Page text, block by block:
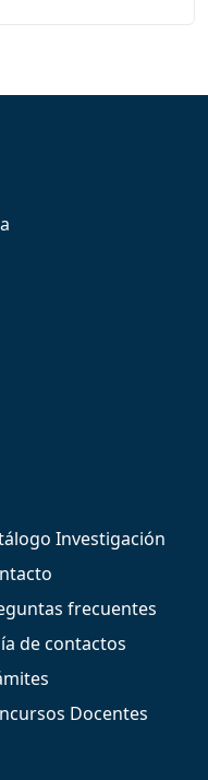
Investigación
frecuentes
de contactos
Docentes